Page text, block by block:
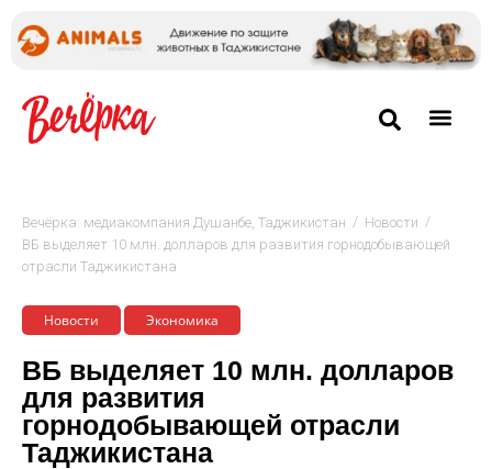
Вечёрка: медиакомпания Душанбе, Таджикистан / Новости /
ВБ выделяет 10 млн. долларов для развития горнодобывающей
отрасли Таджикистана
Новости Экономика
ВБ выделяет 10 млн. долларов
для развития
горнодобывающей отрасли
Таджикистана